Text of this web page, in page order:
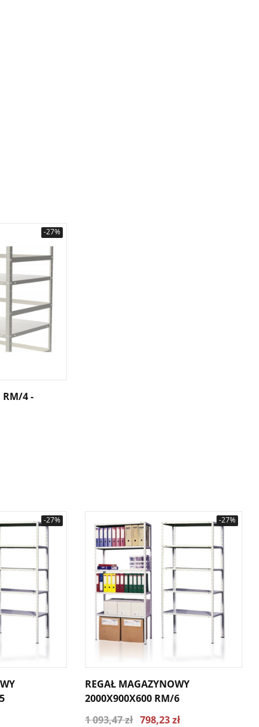
-27%
RM/4 -
-27% -27%
REGAŁ MAGAZYNOWY
2000X900X600 RM/6
1 093,47 zł 798,23 zł